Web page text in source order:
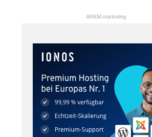
ARKM.marketing